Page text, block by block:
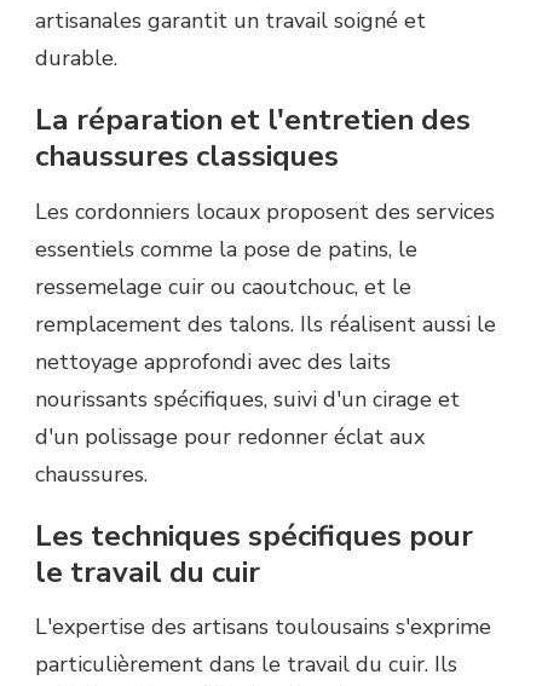
artisanales garantit un travail soigné et
durable.
La réparation et l'entretien des
chaussures classiques
Les cordonniers locaux proposent des services
essentiels comme la pose de patins, le
ressemelage cuir ou caoutchouc, et le
remplacement des talons. Ils réalisent aussi le
nettoyage approfondi avec des laits
nourissants spécifiques, suivi d'un cirage et
d'un polissage pour redonner éclat aux
chaussures.
Les techniques spécifiques pour
le travail du cuir
L'expertise des artisans toulousains s'exprime
particulièrement dans le travail du cuir. Ils